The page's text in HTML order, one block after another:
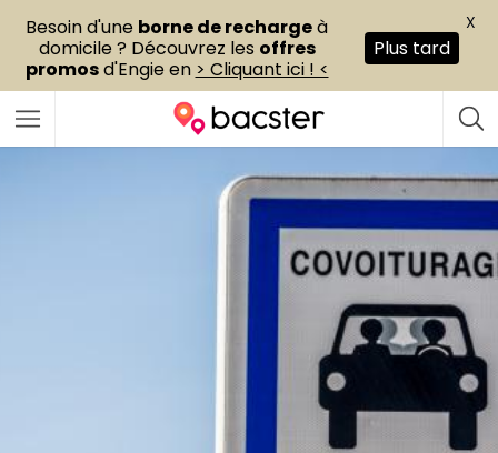
Besoin d'une borne de rechargeà
domicile ? Découvrez les offres
promosd'Engie en > Cliquant ici ! <
Plus tard
X